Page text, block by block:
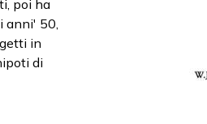
poi ha
anni' 50,
in
di